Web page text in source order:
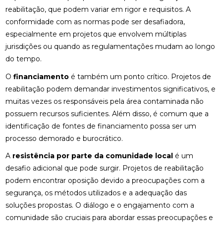
reabilitação, que podem variar em rigor e requisitos. A
conformidade com as normas pode ser desafiadora,
especialmente em projetos que envolvem múltiplas
jurisdições ou quando as regulamentações mudam ao longo
do tempo.
O financiamentoé também um ponto crítico. Projetos de
reabilitação podem demandar investimentos significativos, e
muitas vezes os responsáveis pela área contaminada não
possuem recursos suficientes. Além disso, é comum que a
identificação de fontes de financiamento possa ser um
processo demorado e burocrático.
A resistência por parte da comunidade localé um
desafio adicional que pode surgir. Projetos de reabilitação
podem encontrar oposição devido a preocupações com a
segurança, os métodos utilizados e a adequação das
soluções propostas. O diálogo e o engajamento com a
comunidade são cruciais para abordar essas preocupações e